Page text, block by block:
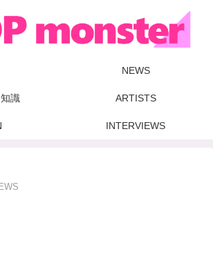
NEWS
識 ARTISTS
INTERVIEWS